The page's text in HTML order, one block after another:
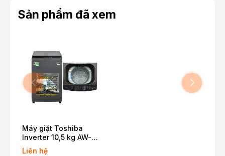
Sản phẩm đã xem
Máy giặt Toshiba
Inverter 10,5 kg AW-
DUK1160HV(SG)
Liên hệ